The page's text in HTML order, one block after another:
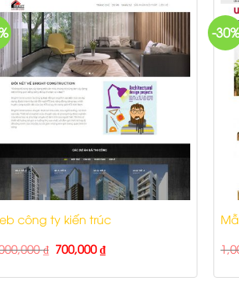
công ty kiến trúc
₫ 700,000₫
-30%